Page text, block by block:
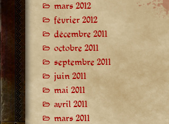
mars 2012
février 2012
décembre 2011
octobre 2011
septembre 2011
juin 2011
mai 2011
avril 2011
mars 2011